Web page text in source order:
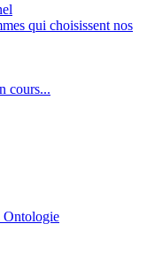
qui choisissent nos
cours...
Ontologie